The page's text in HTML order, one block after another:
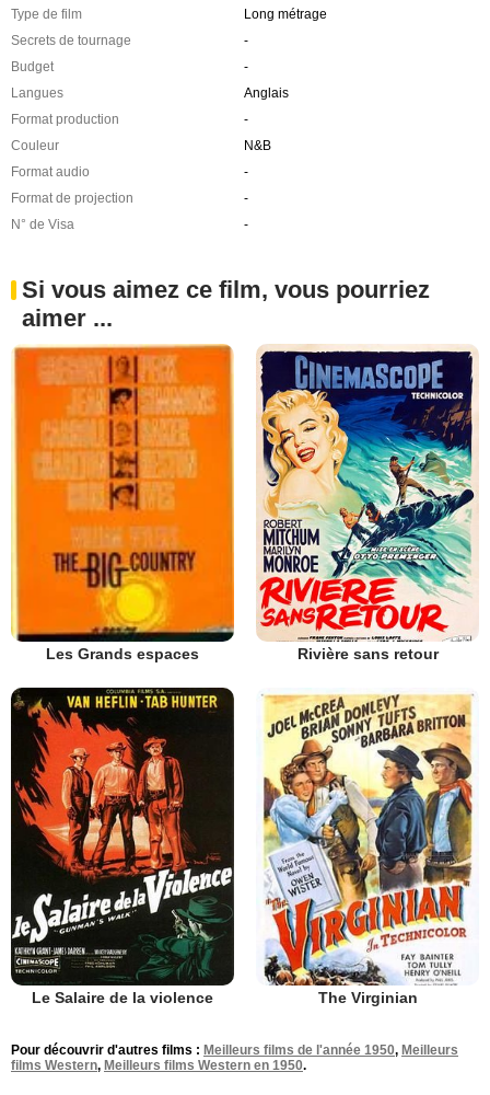
Type de film
Long métrage
Secrets de tournage
-
Budget
-
Langues
Anglais
Format production
-
Couleur
N&B
Format audio
-
Format de projection
-
N° de Visa
-
Si vous aimez ce film, vous pourriez
aimer ...
Les Grands espaces Rivière sans retour
Le Salaire de la violence The Virginian
Pour découvrir d'autres films : Meilleurs films de l'année 1950, Meilleurs
films Western, Meilleurs films Western en 1950.